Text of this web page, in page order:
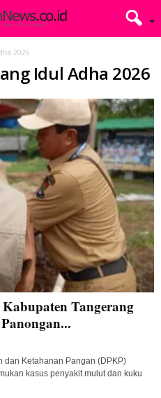
2026
Idul Adha 2026
Tangerang
dan Ketahanan Pangan (DPKP)
kasus penyakit mulut dan kuku